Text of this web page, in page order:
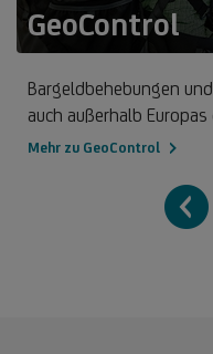
GeoControl
Bargeldbehebungen
auch außerhalb
Mehr zu GeoControl